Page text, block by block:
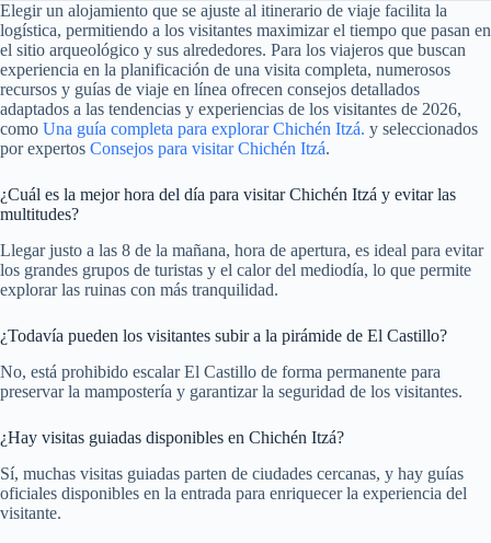
Elegir un alojamiento que se ajuste al itinerario de viaje facilita la
logística, permitiendo a los visitantes maximizar el tiempo que pasan en
el sitio arqueológico y sus alrededores. Para los viajeros que buscan
experiencia en la planificación de una visita completa, numerosos
recursos y guías de viaje en línea ofrecen consejos detallados
adaptados a las tendencias y experiencias de los visitantes de 2026,
como Una guía completa para explorar Chichén Itzá. y seleccionados
por expertos Consejos para visitar Chichén Itzá.
¿Cuál es la mejor hora del día para visitar Chichén Itzá y evitar las
multitudes?
Llegar justo a las 8 de la mañana, hora de apertura, es ideal para evitar
los grandes grupos de turistas y el calor del mediodía, lo que permite
explorar las ruinas con más tranquilidad.
¿Todavía pueden los visitantes subir a la pirámide de El Castillo?
No, está prohibido escalar El Castillo de forma permanente para
preservar la mampostería y garantizar la seguridad de los visitantes.
¿Hay visitas guiadas disponibles en Chichén Itzá?
Sí, muchas visitas guiadas parten de ciudades cercanas, y hay guías
oficiales disponibles en la entrada para enriquecer la experiencia del
visitante.